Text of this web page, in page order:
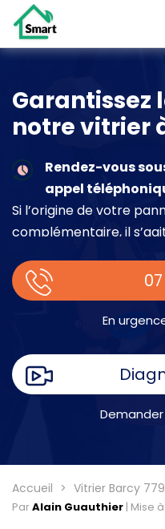
Garantissez
notre vitrier
Rendez-vous
appel
Si l’origine de votre
complémentaire, il
place.
En
Accueil Vitrier Barcy
ParAlain Guauthier | Mise